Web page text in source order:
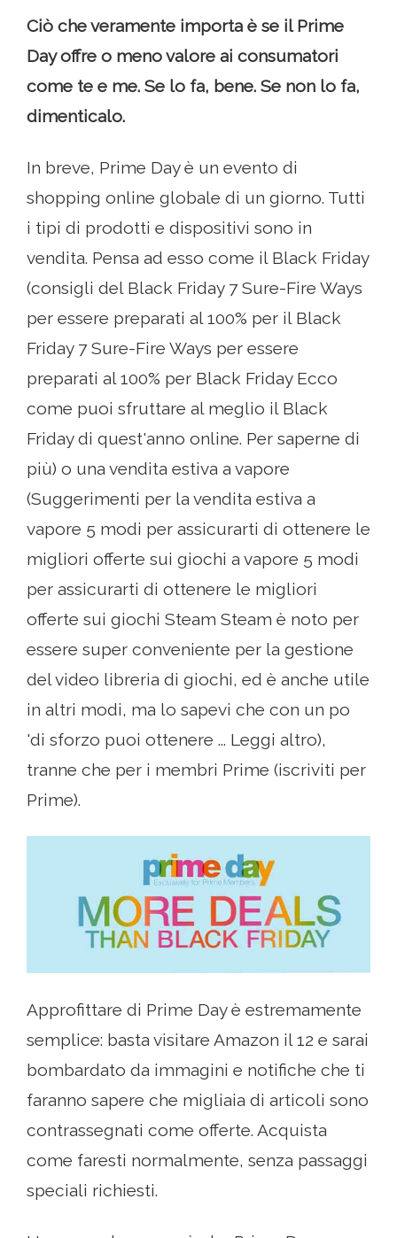
Ciò che veramente importa è se il Prime
Day offre o meno valore ai consumatori
come te e me. Se lo fa, bene. Se non lo fa,
dimenticalo.
In breve, Prime Day è un evento di
shopping online globale di un giorno. Tutti
i tipi di prodotti e dispositivi sono in
vendita. Pensa ad esso come il Black Friday
(consigli del Black Friday 7 Sure-Fire Ways
per essere preparati al 100% per il Black
Friday 7 Sure-Fire Ways per essere
preparati al 100% per Black Friday Ecco
come puoi sfruttare al meglio il Black
Friday di quest'anno online. Per saperne di
più) o una vendita estiva a vapore
(Suggerimenti per la vendita estiva a
vapore 5 modi per assicurarti di ottenere le
migliori offerte sui giochi a vapore 5 modi
per assicurarti di ottenere le migliori
offerte sui giochi Steam Steam è noto per
essere super conveniente per la gestione
del video libreria di giochi, ed è anche utile
in altri modi, ma lo sapevi che con un po
'di sforzo puoi ottenere ... Leggi altro),
tranne che per i membri Prime (iscriviti per
Prime).
Approfittare di Prime Day è estremamente
semplice: basta visitare Amazon il 12 e sarai
bombardato da immagini e notifiche che ti
faranno sapere che migliaia di articoli sono
contrassegnati come offerte. Acquista
come faresti normalmente, senza passaggi
speciali richiesti.